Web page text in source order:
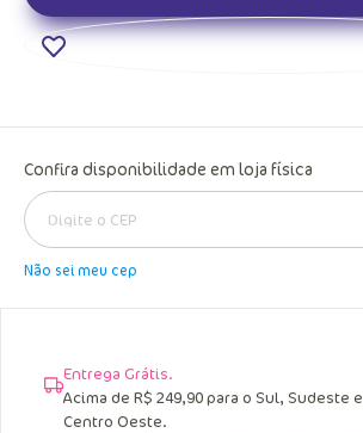
Confira disponibilidade em loja física
Não sei meu cep
Entrega Grátis.
Acima de R$ 249,90 para o Sul, Sudeste e
Centro Oeste.